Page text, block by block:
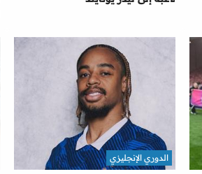
الدوري الإنجليزي